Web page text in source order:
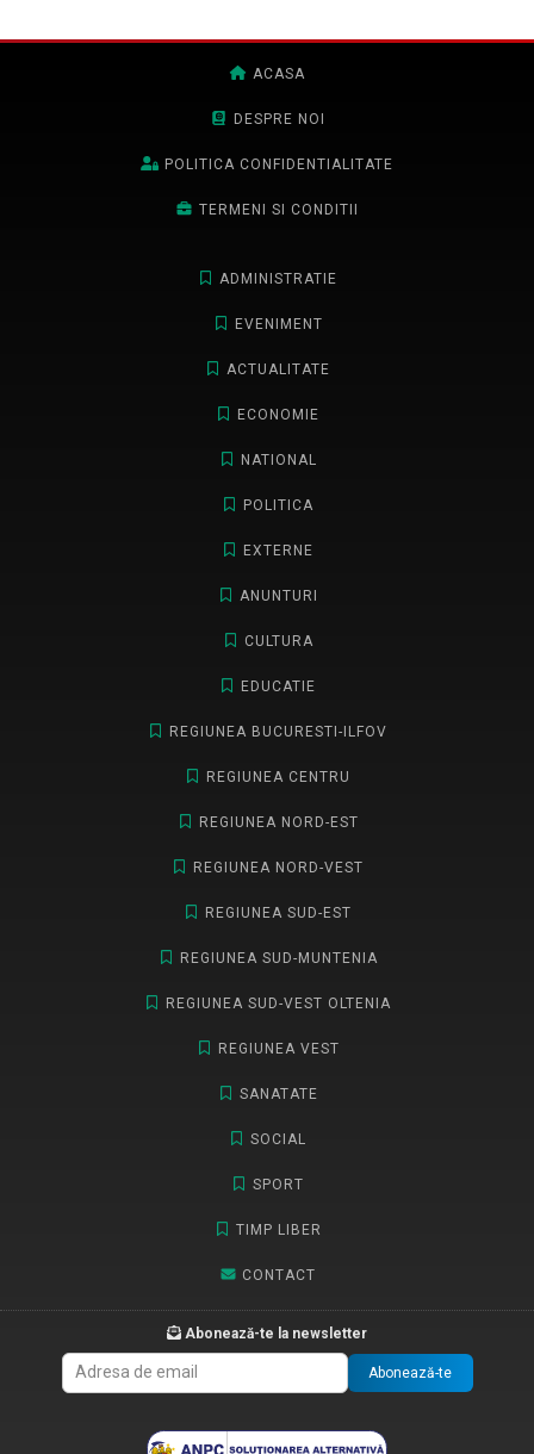
ACASA
DESPRE NOI
POLITICA CONFIDENTIALITATE
TERMENI SI CONDITII
ADMINISTRATIE
EVENIMENT
ACTUALITATE
ECONOMIE
NATIONAL
POLITICA
EXTERNE
ANUNTURI
CULTURA
EDUCATIE
REGIUNEA BUCURESTI-ILFOV
REGIUNEA CENTRU
REGIUNEA NORD-EST
REGIUNEA NORD-VEST
REGIUNEA SUD-EST
REGIUNEA SUD-MUNTENIA
REGIUNEA SUD-VEST OLTENIA
REGIUNEA VEST
SANATATE
SOCIAL
SPORT
TIMP LIBER
CONTACT
Abonează-te la newsletter
Abonează-te